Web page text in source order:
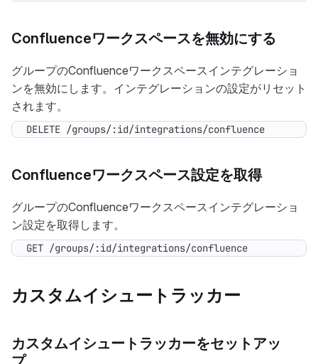
Confluenceワークスペースを無効にする
グループのConfluenceワークスペースインテグレーショ
ンを無効にします。インテグレーションの設定がリセット
されます。
DELETE /groups/:id/integrations/confluence
Confluenceワークスペース設定を取得
グループのConfluenceワークスペースインテグレーショ
ン設定を取得します。
GET /groups/:id/integrations/confluence
カスタムイシュートラッカー
カスタムイシュートラッカーをセットアッ